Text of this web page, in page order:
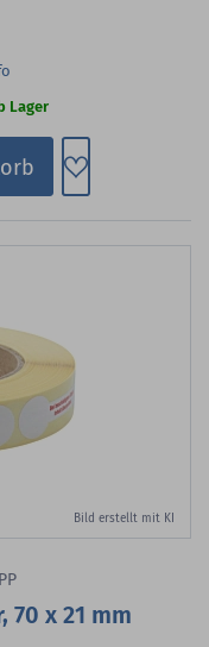
Lager
Zum
Bild erstellt mit KI
x 21 mm